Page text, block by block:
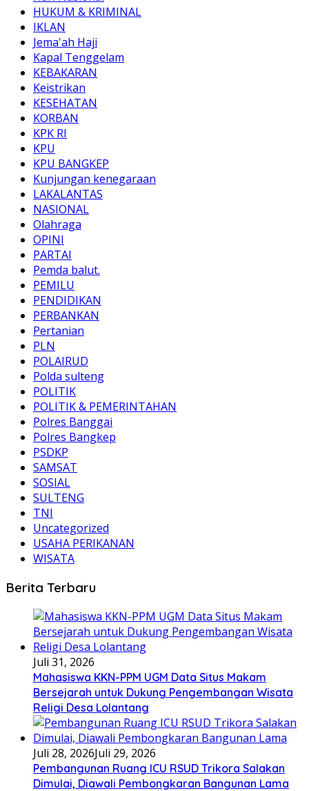
HUKUM & KRIMINAL
IKLAN
Jema'ah Haji
Kapal Tenggelam
KEBAKARAN
Keistrikan
KESEHATAN
KORBAN
KPK RI
KPU
KPU BANGKEP
Kunjungan kenegaraan
LAKALANTAS
NASIONAL
Olahraga
OPINI
PARTAI
Pemda balut.
PEMILU
PENDIDIKAN
PERBANKAN
Pertanian
PLN
POLAIRUD
Polda sulteng
POLITIK
POLITIK & PEMERINTAHAN
Polres Banggai
Polres Bangkep
PSDKP
SAMSAT
SOSIAL
SULTENG
TNI
Uncategorized
USAHA PERIKANAN
WISATA
Berita Terbaru
Juli 31, 2026
Mahasiswa KKN-PPM UGM Data Situs Makam
Bersejarah untuk Dukung Pengembangan Wisata
Religi Desa Lolantang
Juli 28, 2026Juli 29, 2026
Pembangunan Ruang ICU RSUD Trikora Salakan
Dimulai, Diawali Pembongkaran Bangunan Lama